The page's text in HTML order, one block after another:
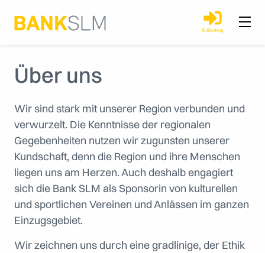
Über uns
Wir sind stark mit unserer Region verbunden und
verwurzelt. Die Kenntnisse der regionalen
Gegebenheiten nutzen wir zugunsten unserer
Kundschaft, denn die Region und ihre Menschen
liegen uns am Herzen. Auch deshalb engagiert
sich die Bank SLM als Sponsorin von kulturellen
und sportlichen Vereinen und Anlässen im ganzen
Einzugsgebiet.
Wir zeichnen uns durch eine gradlinige, der Ethik